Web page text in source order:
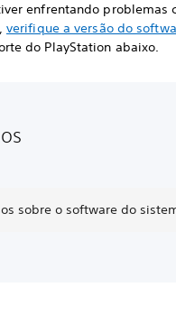
enfrentando problemas
verifique a versão do
do PlayStation abaixo.
sobre o software do